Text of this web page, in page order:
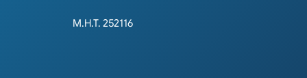
Μ.Η.Τ. 252116